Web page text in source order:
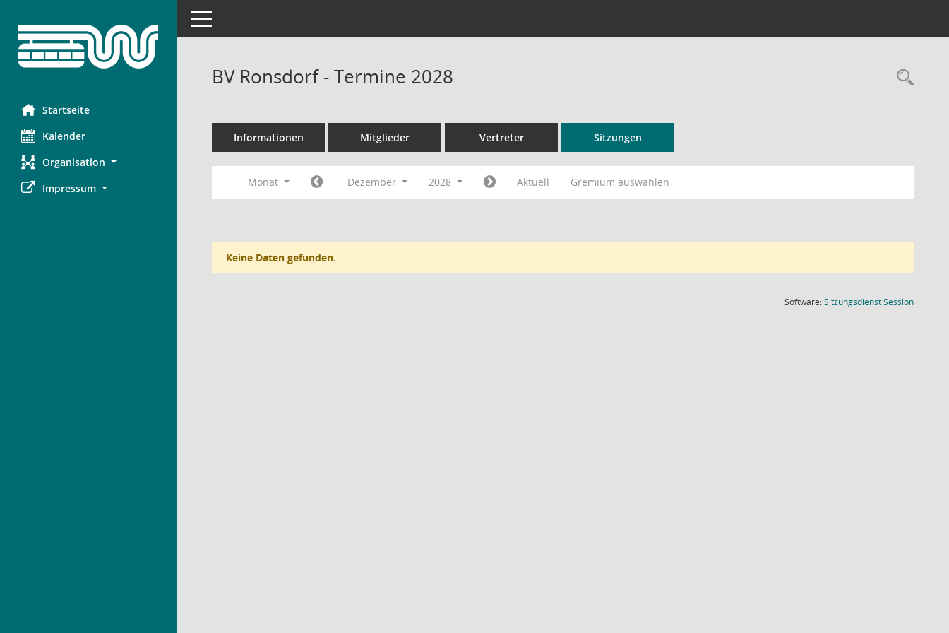
Startseite
Kalender
Organisation
Impressum
Toggle navigation
BV Ronsdorf - Termine 2028
Informationen Mitglieder Vertreter Sitzungen
Monat Dezember 2028 Aktuell Gremium auswählen
Keine Daten gefunden.
Software:SitzungsdienstSession(Wird in